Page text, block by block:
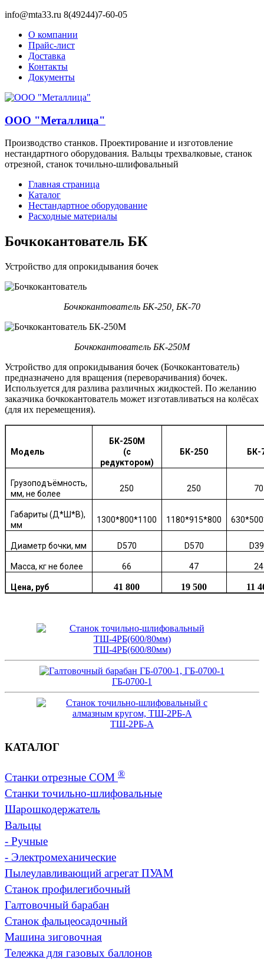
info@mta33.ru 8(49244)7-60-05
О компании
Прайс-лист
Доставка
Контакты
Документы
ООО "Металлица"
Производство станков. Проектирование и изготовление
нестандартного оборудования. Вальцы трехвалковые, станок
отрезной, станок точильно-шлифовальный
Главная страница
Каталог
Нестандартное оборудование
Расходные материалы
Бочкокантователь БК
Устройство для опрокидывания бочек
Бочкокантователь БК-250, БК-70
Бочкокантователь БК-250М
Устройство для опрокидывания бочек (Бочкокантователь)
предназначено для вращения (переворачивания) бочек.
Используется для разлива различных жидкостей. По желанию
заказчика бочкокантователь может изготавливаться на колёсах
(для их перемещения).
Модель
БК-250М
(с
редуктором)
БК-250 БК-
Грузоподъёмность,
мм, не более
250 250 70
Габариты (Д*Ш*В),
мм
1300*800*1100 1180*915*800
Диаметр бочки, мм D570 D570
Масса, кг не более 66 47 24
Цена, руб 41 800 19 500 11
ТШ-4РБ(600/80мм)
ГБ-0700-1
ТШ-2РБ-А
КАТАЛОГ
Станки отрезные СОМ ®
Станки точильно-шлифовальные
Шарошкодержатель
Вальцы
- Ручные
- Электромеханические
Пылеулавливающий агрегат ПУАМ
Станок профилегибочный
Галтовочный барабан
Станок фальцеосадочный
Машина зиговочная
Тележка для газовых баллонов